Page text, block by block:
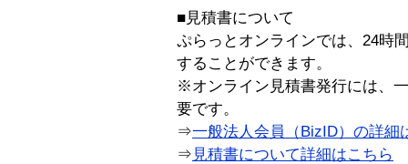
■見積書について
ぷらっとオンラインでは、24時
することができます。
※オンライン見積書発行には、
要です。
⇒一般法人会員（BizID）の詳細
⇒ 見積書について詳細はこちら